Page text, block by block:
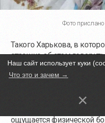
Наш сайт использует куки
Что это и зачем →
×
Фото
Такого Харькова, в
страшно об этом
[был] невероятно
красивый город в Украине.
ближе всего был
видео [разрушений
ощущается физической